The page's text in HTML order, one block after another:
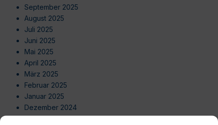
September 2025
August 2025
Juli 2025
Juni 2025
Mai 2025
April 2025
März 2025
Februar 2025
Januar 2025
Dezember 2024
November 2024